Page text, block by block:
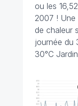
ou les
2007 ! Une
de chaleur
journée du
30°C